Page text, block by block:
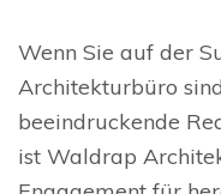
Wenn Sie auf der
Architekturbüro
beeindruckende
ist Waldrap